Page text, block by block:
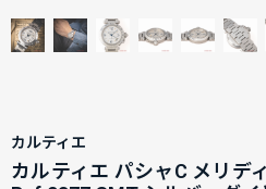
カルティエ
カルティエ パシャC メリデ